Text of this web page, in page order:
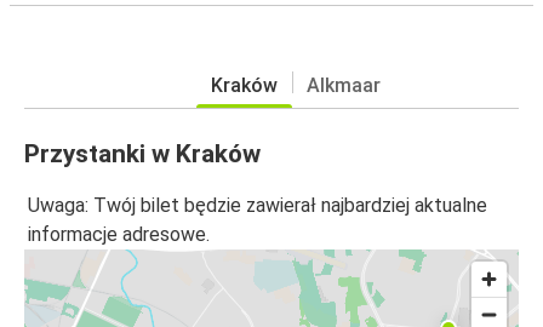
Kraków Alkmaar
Przystanki w Kraków
Uwaga: Twój bilet będzie zawierał najbardziej aktualne
informacje adresowe.